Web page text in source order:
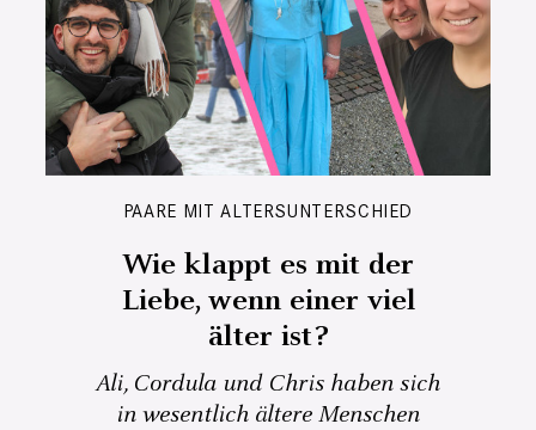
PAARE MIT ALTERSUNTERSCHIED
Wie klappt es mit der
Liebe, wenn einer viel
älter ist?
Ali, Cordula und Chris haben sich
in wesentlich ältere Menschen